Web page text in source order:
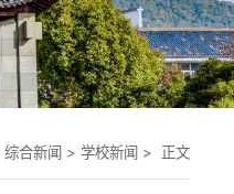
综合新闻 > 学校新闻 > 正文